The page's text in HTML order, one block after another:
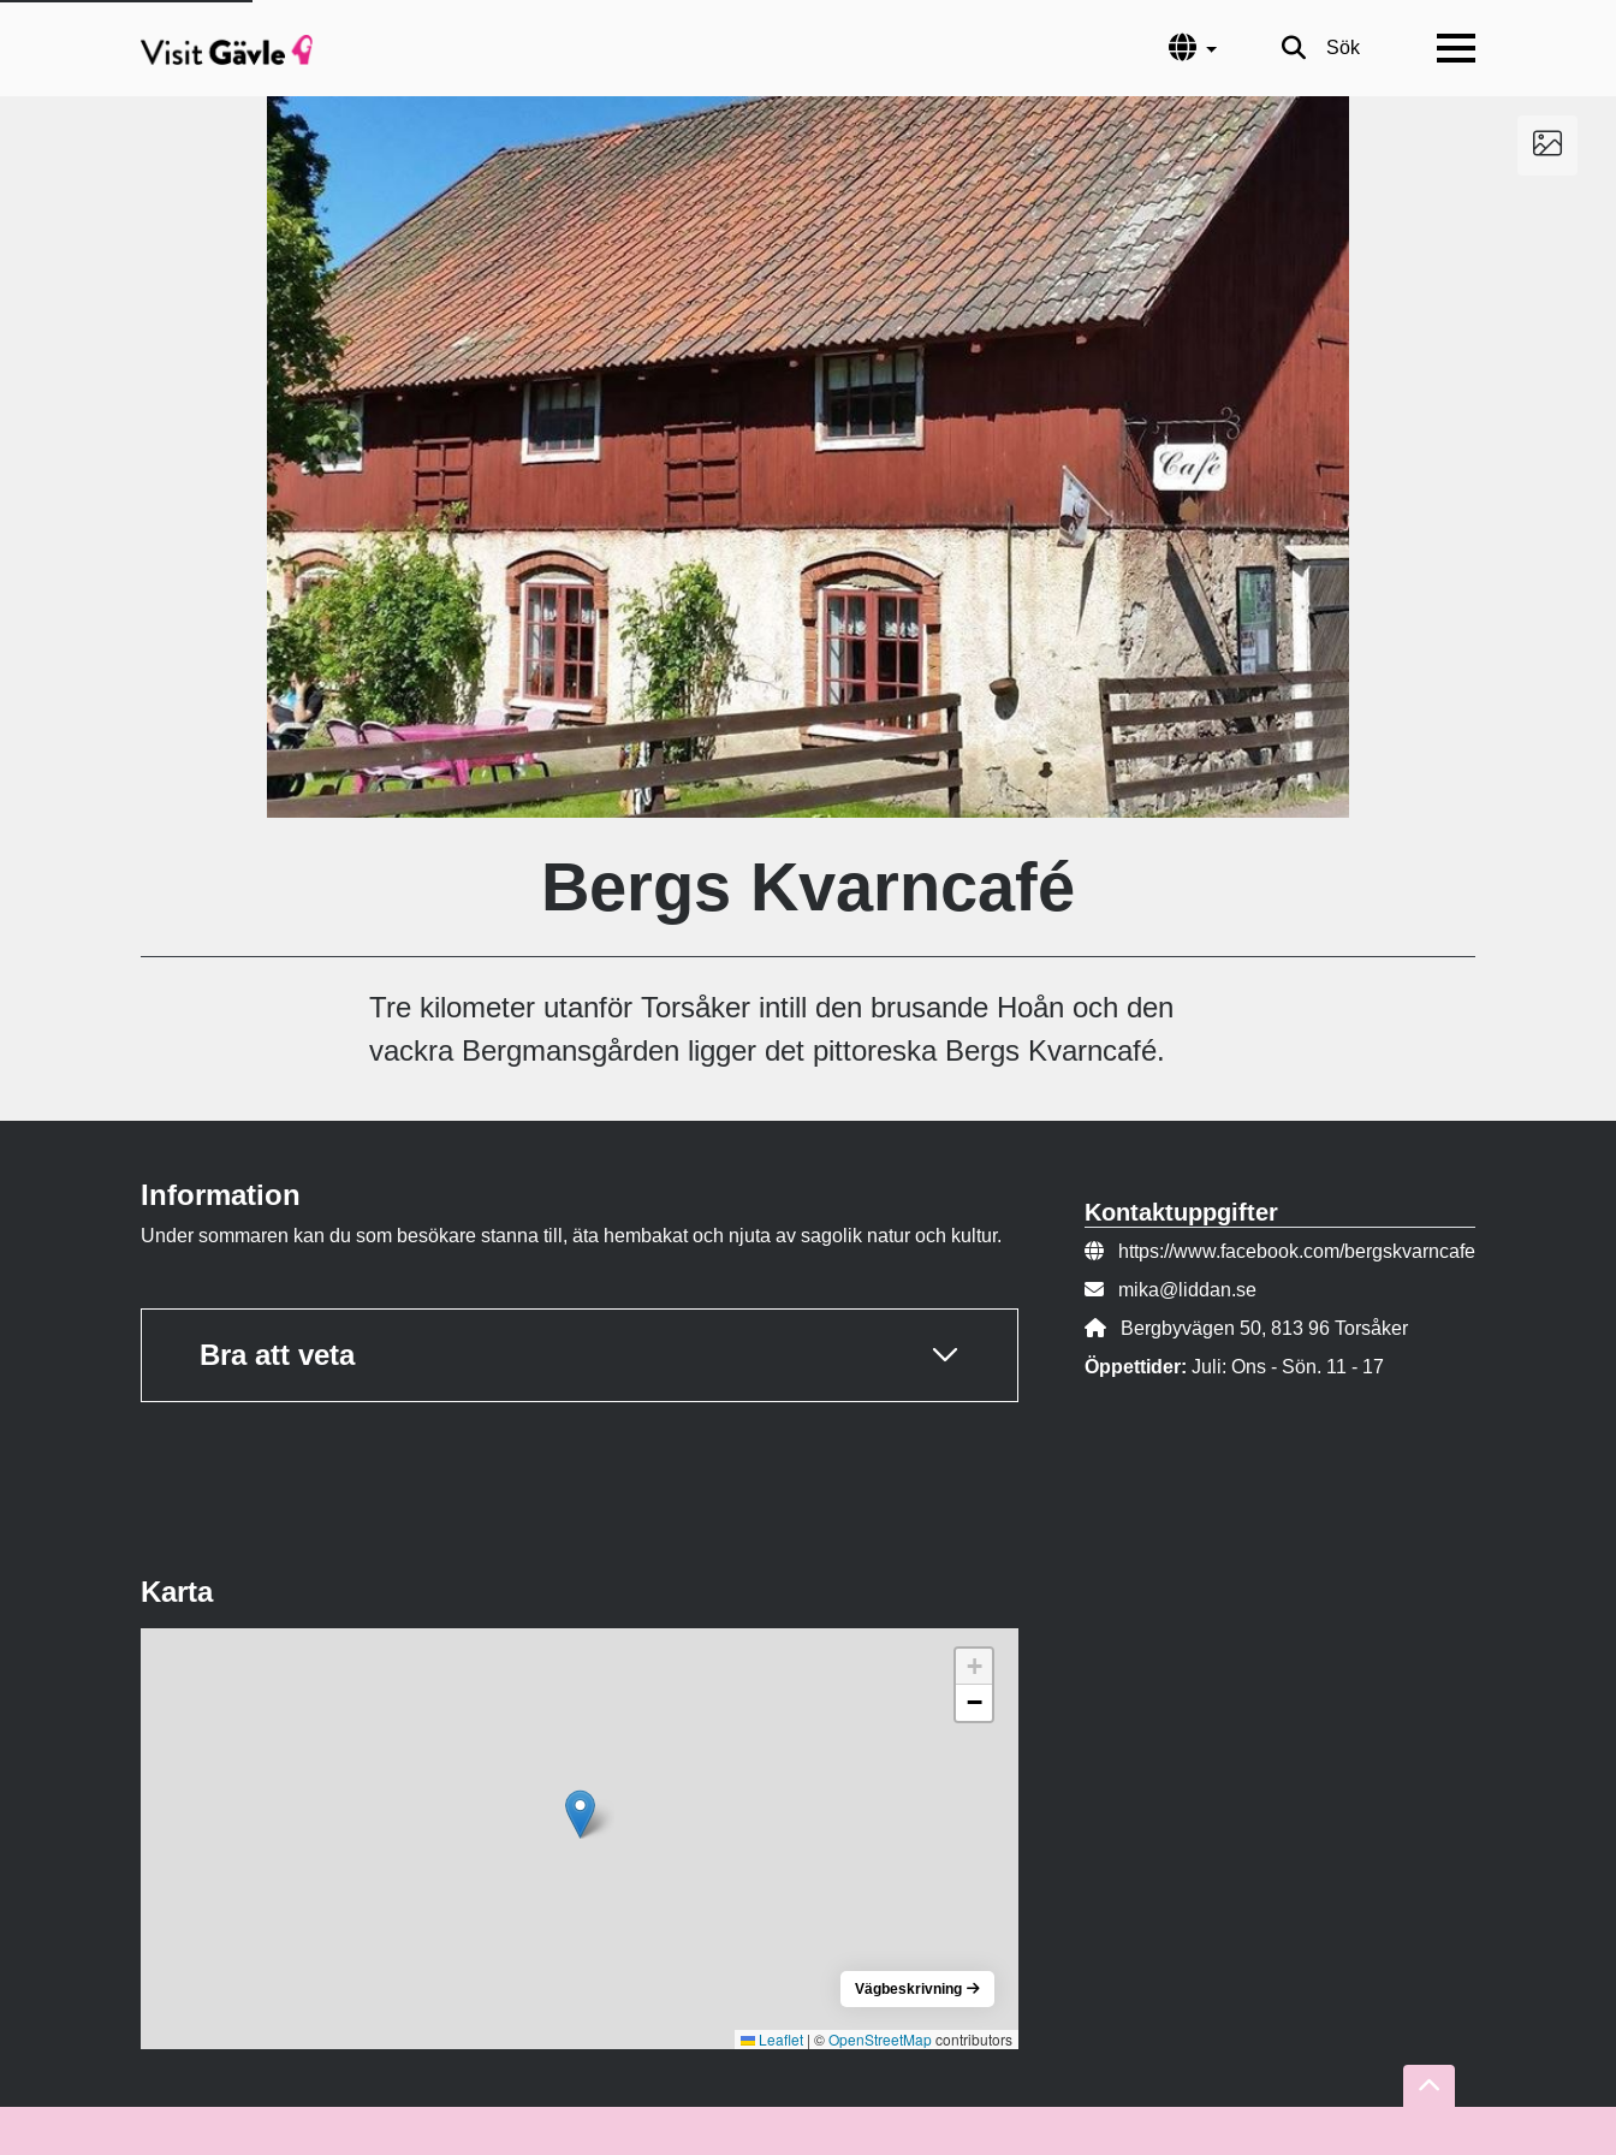
Språk Sök
Bergs Kvarncafé
Tre kilometer utanför Torsåker intill den brusande Hoån och den
vackra Bergmansgården ligger det pittoreska Bergs Kvarncafé.
Information
Under sommaren kan du som besökare stanna till, äta hembakat och njuta av sagolik natur och kultur.
Bra att veta
Kontaktuppgifter
Webbsida:
https://www.facebook.com/bergskvarncafe
E-post:
mika@liddan.se
Adress:
Bergbyvägen 50, 813 96 Torsåker
Öppettider: Juli: Ons - Sön. 11 - 17
Karta
+
−
Leaflet | ©OpenStreetMapcontributors
Vägbeskrivning